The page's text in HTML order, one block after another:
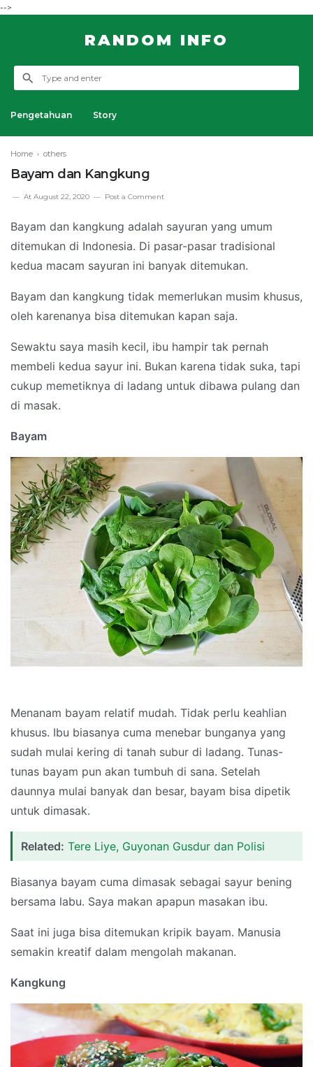
-->
RANDOM INFO
Pengetahuan Story
Home › others
Bayam dan Kangkung
At August 22, 2020 Post a Comment
Bayam dan kangkung adalah sayuran yang umum
ditemukan di Indonesia. Di pasar-pasar tradisional
kedua macam sayuran ini banyak ditemukan.
Bayam dan kangkung tidak memerlukan musim khusus,
oleh karenanya bisa ditemukan kapan saja.
Sewaktu saya masih kecil, ibu hampir tak pernah
membeli kedua sayur ini. Bukan karena tidak suka, tapi
cukup memetiknya di ladang untuk dibawa pulang dan
di masak.
Bayam
Menanam bayam relatif mudah. Tidak perlu keahlian
khusus. Ibu biasanya cuma menebar bunganya yang
sudah mulai kering di tanah subur di ladang. Tunas-
tunas bayam pun akan tumbuh di sana. Setelah
daunnya mulai banyak dan besar, bayam bisa dipetik
untuk dimasak.
Related: Tere Liye, Guyonan Gusdur dan Polisi
Biasanya bayam cuma dimasak sebagai sayur bening
bersama labu. Saya makan apapun masakan ibu.
Saat ini juga bisa ditemukan kripik bayam. Manusia
semakin kreatif dalam mengolah makanan.
Kangkung